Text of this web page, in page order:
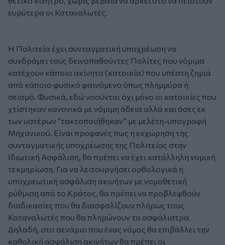
ευρύτερα οι Καταναλωτές.
Η Πολιτεία έχει συνταγματική υποχρέωση να
συνδράμει τους δεινοπαθούντες Πολίτες που νόμιμα
κατέχουν κάποιο ακίνητο (κατοικία) που υπέστη ζημιά
από κάποιο φυσικό φαινόμενο όπως πλημμύρα ή
σεισμό. Φυσικά, εδώ νοούνται όχι μόνο οι κατοικίες που
χτίστηκαν κανονικά με νόμιμη άδεια αλλά και όσες εκ
των υστέρων “τακτοποιήθηκαν” με μελέτη-υπογραφή
Μηχανικού. Είναι προφανές πως η εκχώρηση της
συνταγματικής υποχρέωσης της Πολιτείας στην
Ιδιωτική Ασφάλιση, θα πρέπει να έχει κατάλληλη νομική
τεκμηρίωση. Για να λειτουργήσει ορθολογικά η
υποχρεωτική ασφάλιση ακινήτων με νομοθετική
ρύθμιση από το Κράτος, θα πρέπει να προβλεφθούν
διαδικασίες που θα διασφαλίζουν πλήρως τους
Καταναλωτές που θα πληρώνουν τα ασφάλιστρα.
Δηλαδή, στο σενάριο που ένας νόμος θα επιβάλλει την
καθολική ασφάλιση ακινήτων θα πρέπει οι